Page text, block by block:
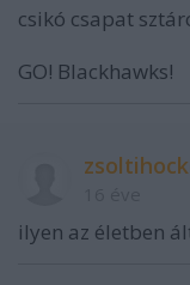
csikó csapat
GO! Blackhawks!
ilyen az életben